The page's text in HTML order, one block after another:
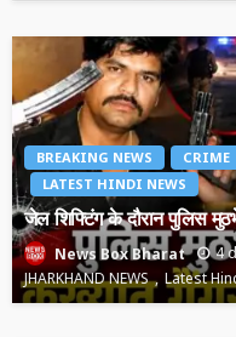
BREAKING NEWS CRIME
LATEST HINDI NEWS
जेल शिफ्टिंग के दौरान पुलिस
News Box Bharat 4
JHARKHAND NEWS
Latest